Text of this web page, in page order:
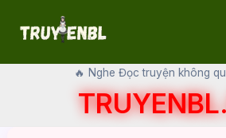
🔥 Nghe Đọc truyện không